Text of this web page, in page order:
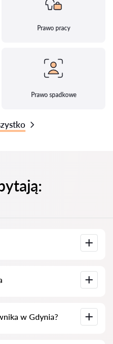
Prawo pracy
Prawo spadkowe
numery telefonów i
recenzji i nie ma
w Gdynia?